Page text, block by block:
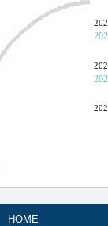
「
｢
「
HOME